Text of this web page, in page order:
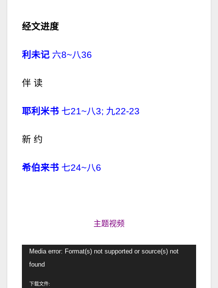
经文进度
利未记 六8~八36
伴 读
耶利米书 七21~八3; 九22-23
新 约
希伯来书 七24~八6
主题视频
Media error: Format(s) not supported or source(s) not
found
下载文件: